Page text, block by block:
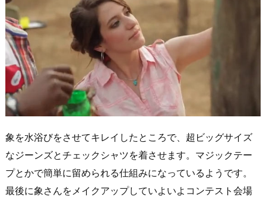
象を水浴びをさせてキレイしたところで、超ビッグサイズ
なジーンズとチェックシャツを着させます。マジックテー
プとかで簡単に留められる仕組みになっているようです。
最後に象さんをメイクアップしていよいよコンテスト会場